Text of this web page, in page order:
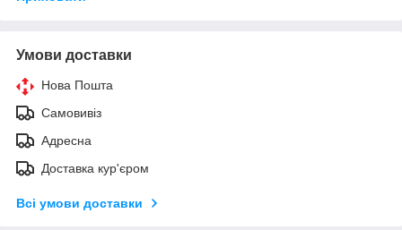
Умови доставки
Нова Пошта
Самовивіз
Адресна
Доставка кур'єром
Всі умови доставки